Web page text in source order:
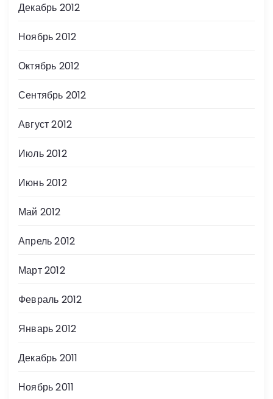
Декабрь 2012
Ноябрь 2012
Октябрь 2012
Сентябрь 2012
Август 2012
Июль 2012
Июнь 2012
Май 2012
Апрель 2012
Март 2012
Февраль 2012
Январь 2012
Декабрь 2011
Ноябрь 2011